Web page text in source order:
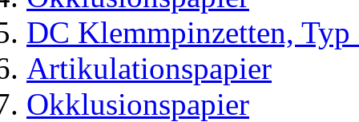
DC Klemmpinzetten,
Artikulationspapier
Okklusionspapier